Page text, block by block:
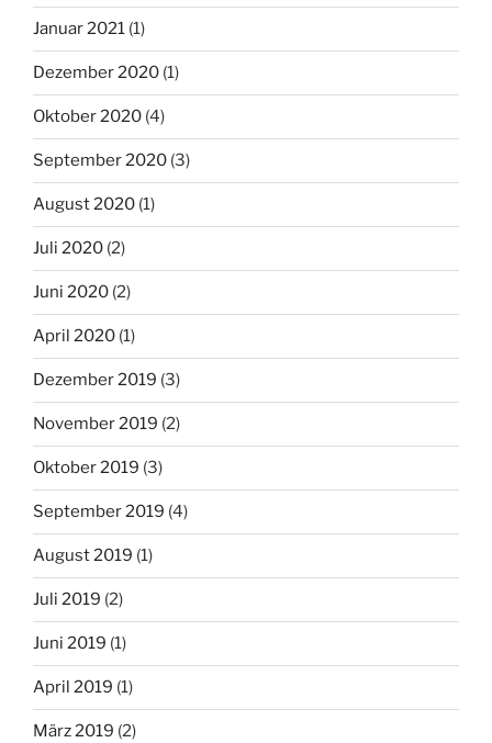
Januar 2021 (1)
Dezember 2020 (1)
Oktober 2020 (4)
September 2020 (3)
August 2020 (1)
Juli 2020 (2)
Juni 2020 (2)
April 2020 (1)
Dezember 2019 (3)
November 2019 (2)
Oktober 2019 (3)
September 2019 (4)
August 2019 (1)
Juli 2019 (2)
Juni 2019 (1)
April 2019 (1)
März 2019 (2)